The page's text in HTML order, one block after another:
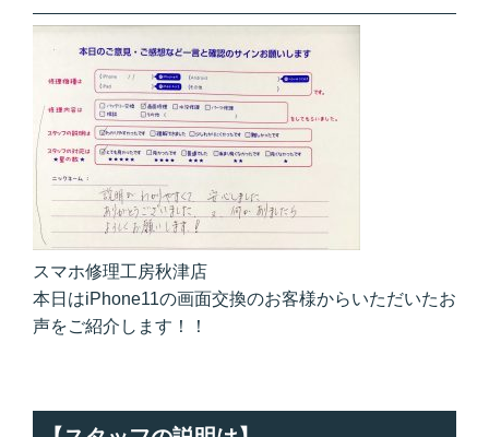
スマホ修理工房秋津店
本日はiPhone11の画面交換のお客様からいただいたお
声をご紹介します！！